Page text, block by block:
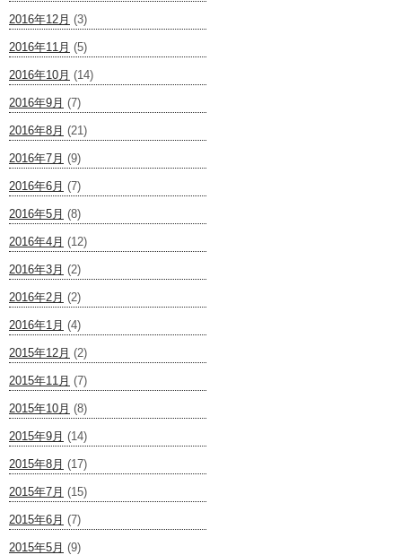
2016年12月 (3)
2016年11月 (5)
2016年10月 (14)
2016年9月 (7)
2016年8月 (21)
2016年7月 (9)
2016年6月 (7)
2016年5月 (8)
2016年4月 (12)
2016年3月 (2)
2016年2月 (2)
2016年1月 (4)
2015年12月 (2)
2015年11月 (7)
2015年10月 (8)
2015年9月 (14)
2015年8月 (17)
2015年7月 (15)
2015年6月 (7)
2015年5月 (9)